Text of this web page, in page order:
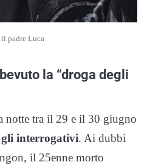
padre Luca
la “droga degli
notte tra il 29 e il 30 giugno
interrogativi. Ai dubbi
il 25enne morto